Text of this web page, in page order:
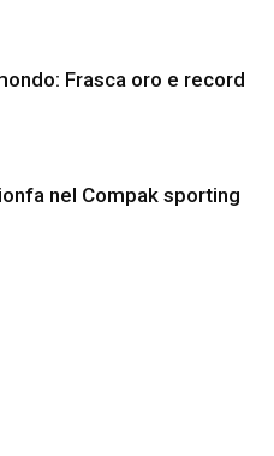
Frasca oro e record
nel Compak sporting